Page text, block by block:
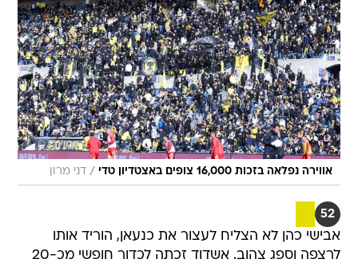
אווירה נפלאה בזכות 16,000 צופים באצטדיון טדי / דני מרון
52
אבישי כהן לא הצליח לעצור את כנעאן, הוריד אותו
לרצפה וספג צהוב. אשדוד זכתה לכדור חופשי מכ-20